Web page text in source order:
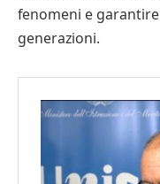
fenomeni e
generazioni.